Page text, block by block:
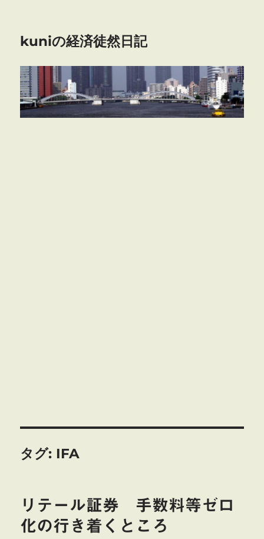
kuniの経済徒然日記
タグ: IFA
リテール証券 手数料等ゼロ
化の行き着くところ